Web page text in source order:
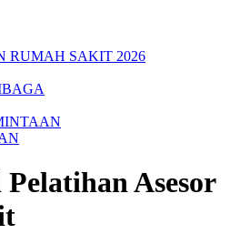
RUMAH SAKIT 2026
Asesor